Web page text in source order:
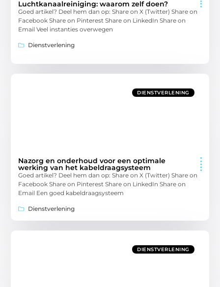
Luchtkanaalreiniging: waarom zelf doen?
Goed artikel? Deel hem dan op: Share on X (Twitter) Share on
Facebook Share on Pinterest Share on LinkedIn Share on
Email Veel instanties overwegen
Dienstverlening
DIENSTVERLENING
Nazorg en onderhoud voor een optimale
werking van het kabeldraagsysteem
Goed artikel? Deel hem dan op: Share on X (Twitter) Share on
Facebook Share on Pinterest Share on LinkedIn Share on
Email Een goed kabeldraagsysteem
Dienstverlening
DIENSTVERLENING